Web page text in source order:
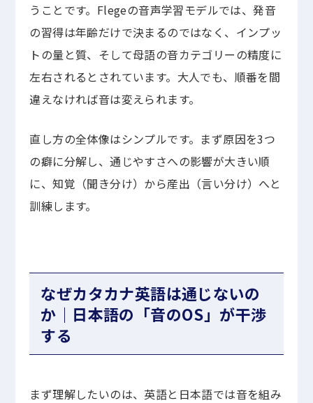
うことです。Flegeの音声学習モデルでは、発音
の習得は年齢だけで決まるのではなく、インプッ
トの量と質、そして母語の音カテゴリーの精度に
左右されるとされています。大人でも、順番を間
違えなければ音は変えられます。
直し方の全体像はシンプルです。まず原因を3つ
の癖に分解し、通じやすさへの影響が大きい順
に、知覚（聞き分け）から産出（言い分け）へと
訓練します。
なぜカタカナ英語は通じないの
か｜日本語の「音のOS」が干渉
する
まず理解したいのは、英語と日本語では音を組み